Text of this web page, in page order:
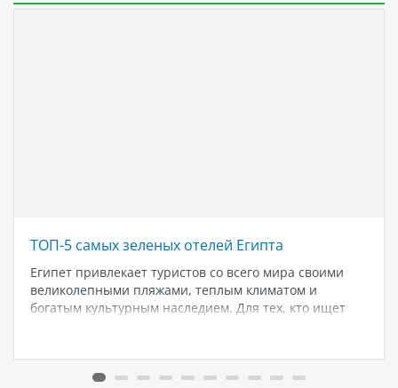
ТОП-5 самых зеленых отелей Египта
Египет привлекает туристов со всего мира своими
великолепными пляжами, теплым климатом и
богатым культурным наследием. Для тех, кто ищет
насладиться комфортом и спокойствием, окруженным
буйной растительностью и…